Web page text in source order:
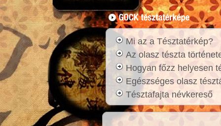
Mi az a Tésztatérkép?
Az olasz tészta
Hogyan főzz helyesen
Egészséges olasz
Tésztafajta névkereső